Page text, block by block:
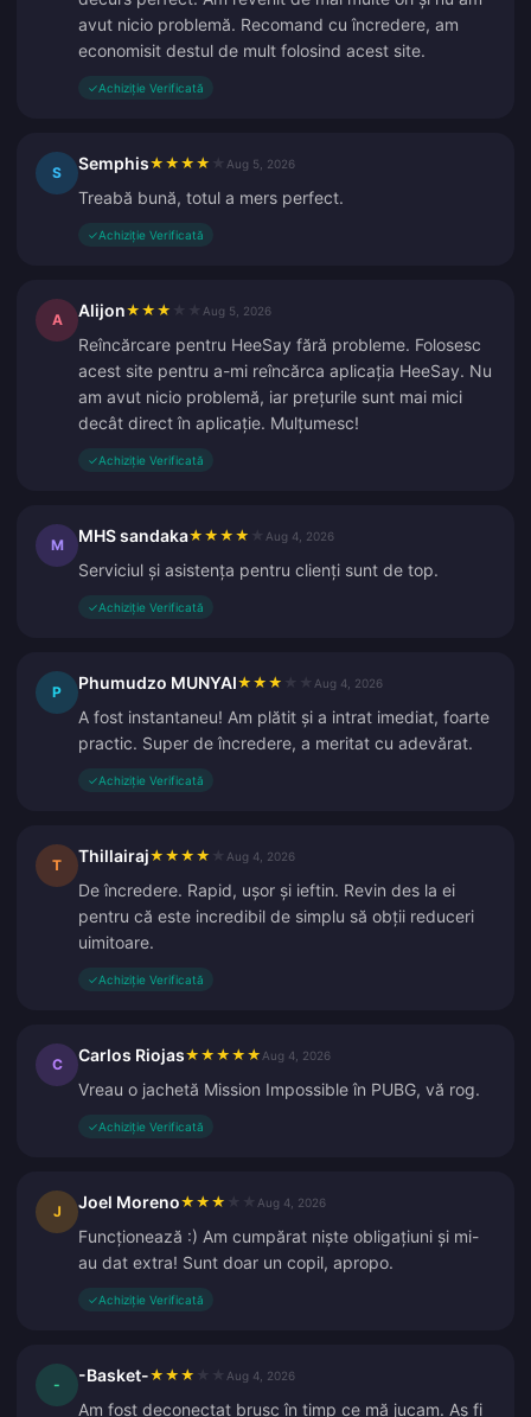
avut nicio problemă. Recomand cu încredere, am
economisit destul de mult folosind acest site.
✓Achiziție Verificată
S Semphis★ ★ ★ ★ Aug 5, 2026
Treabă bună, totul a mers perfect.
✓Achiziție Verificată
A Alijon★ ★ ★ Aug 5, 2026
Reîncărcare pentru HeeSay fără probleme. Folosesc
acest site pentru a-mi reîncărca aplicația HeeSay. Nu
am avut nicio problemă, iar prețurile sunt mai mici
decât direct în aplicație. Mulțumesc!
✓Achiziție Verificată
M MHS sandaka★ ★ ★ ★ Aug 4, 2026
Serviciul și asistența pentru clienți sunt de top.
✓Achiziție Verificată
P Phumudzo MUNYAI★ ★ ★ Aug 4, 2026
A fost instantaneu! Am plătit și a intrat imediat, foarte
practic. Super de încredere, a meritat cu adevărat.
✓Achiziție Verificată
T Thillairaj★ ★ ★ ★ Aug 4, 2026
De încredere. Rapid, ușor și ieftin. Revin des la ei
pentru că este incredibil de simplu să obții reduceri
uimitoare.
✓Achiziție Verificată
C Carlos Riojas★ ★ ★ ★ ★ Aug 4, 2026
Vreau o jachetă Mission Impossible în PUBG, vă rog.
✓Achiziție Verificată
J Joel Moreno★ ★ ★ Aug 4, 2026
Funcționează :) Am cumpărat niște obligațiuni și mi-
au dat extra! Sunt doar un copil, apropo.
✓Achiziție Verificată
- -Basket-★ ★ ★ Aug 4, 2026
Am fost deconectat brusc în timp ce mă jucam. Aș fi